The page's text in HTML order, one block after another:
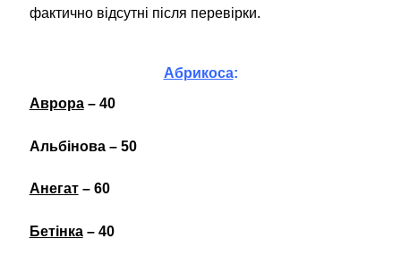
фактично відсутні після перевірки.
Абрикоса:
Аврора– 40
Альбінова – 50
Анегат– 60
Бетінка– 40